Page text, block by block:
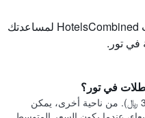
استخدم نصائحنا المستندة إلى بيانات HotelsCombined لمساعدتك
في تور.
في تور؟
أرخص يوم للإقامة في تور هو الأحد (337 ﷼). من ناحية أخرى، يمكن